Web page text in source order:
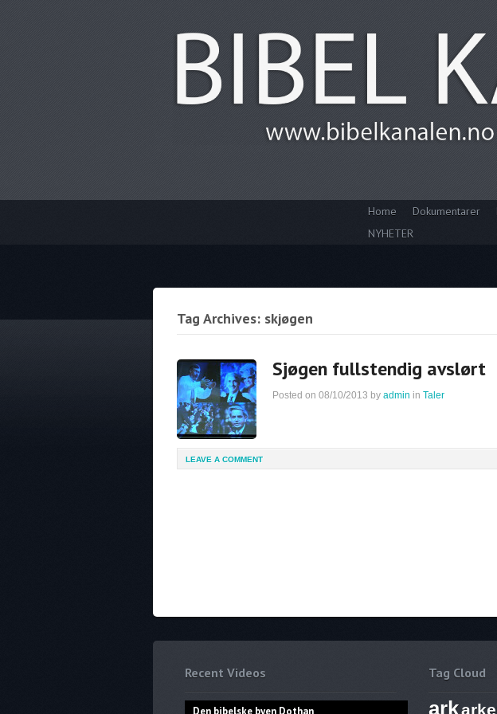
Home Dokumentarer
NYHETER
Tag Archives: skjøgen
Sjøgen fullstendig avslørt
Posted on 08/10/2013 by admin in Taler
LEAVE A COMMENT
Recent Videos Tag Cloud
ark